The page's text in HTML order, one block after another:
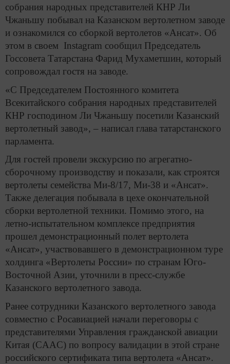
собрания народных представителей КНР Ли
Чжаньшу побывал на Казанском вертолетном заводе
и ознакомился со сборкой вертолетов «Ансат». Об
этом в своем Instagram сообщил Председатель
Госсовета Татарстана Фарид Мухаметшин, который
сопровождал гостя на заводе.
«С Председателем Постоянного комитета
Всекитайского собрания народных представителей
КНР господином Ли Чжаньшу посетили Казанский
вертолетный завод», – написал глава татарстанского
парламента.
Для гостей провели экскурсию по агрегатно-
сборочному производству и показали, как строятся
вертолеты семейства Ми-8/17, Ми-38 и «Ансат».
Также делегация побывала в цехе окончательной
сборки вертолетной техники. Помимо этого, на
летно-испытательном комплексе предприятия
прошел демонстрационный полет вертолета
«Ансат», участвовавшего в демонстрационном туре
холдинга «Вертолеты России» по странам Юго-
Восточной Азии, уточнили в пресс-службе
Казанского вертолетного завода.
Ранее сотрудники Казанского вертолетного завода
совместно с Росавиацией начали переговоры с
представителями Управления гражданской авиации
Китая (CAAC) по вопросу валидации в этой стране
российского сертификата типа вертолета «Ансат».